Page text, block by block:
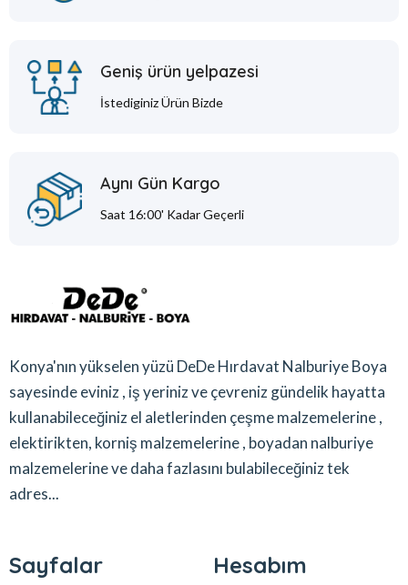
Geniş ürün yelpazesi
İstediginiz Ürün Bizde
Aynı Gün Kargo
Saat 16:00' Kadar Geçerli
Konya'nın yükselen yüzü DeDe Hırdavat Nalburiye Boya
sayesinde eviniz , iş yeriniz ve çevreniz gündelik hayatta
kullanabileceğiniz el aletlerinden çeşme malzemelerine ,
elektirikten, korniş malzemelerine , boyadan nalburiye
malzemelerine ve daha fazlasını bulabileceğiniz tek
adres...
Sayfalar Hesabım